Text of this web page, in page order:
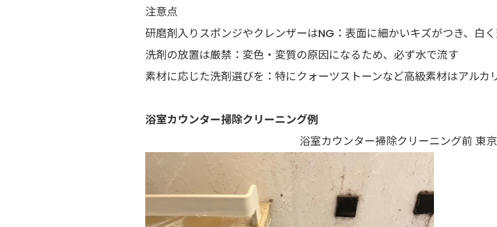
注意点
研磨剤入りスポンジやクレンザーはNG：表面に細かいキズがつき、白
洗剤の放置は厳禁：変色・変質の原因になるため、必ず水で流す
素材に応じた洗剤選びを：特にクォーツストーンなど高級素材はアルカ
浴室カウンター掃除クリーニング例
浴室カウンター掃除クリーニング前 東